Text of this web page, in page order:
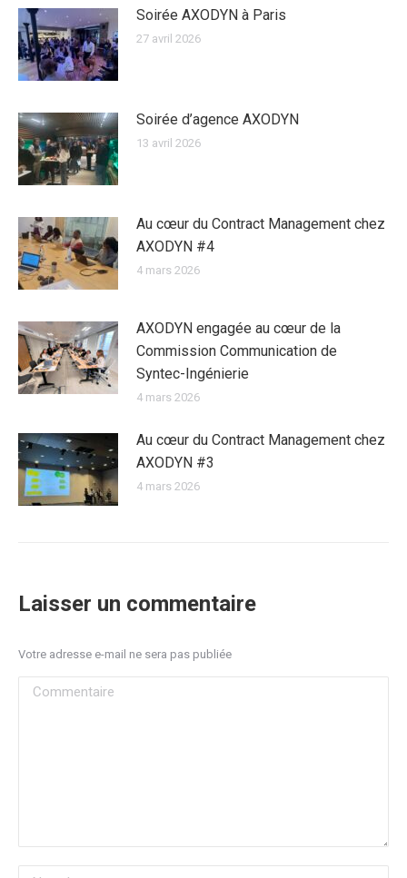
Soirée AXODYN à Paris
27 avril 2026
Soirée d’agence AXODYN
13 avril 2026
Au cœur du Contract Management chez
AXODYN #4
4 mars 2026
AXODYN engagée au cœur de la
Commission Communication de
Syntec-Ingénierie
4 mars 2026
Au cœur du Contract Management chez
AXODYN #3
4 mars 2026
Laisser un commentaire
Votre adresse e-mail ne sera pas publiée
Commentaire